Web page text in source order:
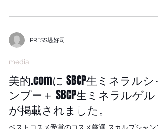
コシをアップさせるだけでなく癖毛の改善効果も
合わせる事でサラサラ感もアップし、髪質に合わ
せたコントロールも可能になります。 今の時期
STAY HOMEでも髪はきれいに美しく。 こちらか
いち早くあなたにぴったりの自宅トリートメント
に出会えますように。 #小顔美容液 #若白髪 #白
髪解決 #白髪予防 #コラーゲンお肌アミノ酸 #堤
好司 #銀座 #牛尾早百合 #エストネーション
media
美的.comに SBCP生ミネラルシャ
ンプー＋ SBCP生ミネラルゲル＋
が掲載されました。